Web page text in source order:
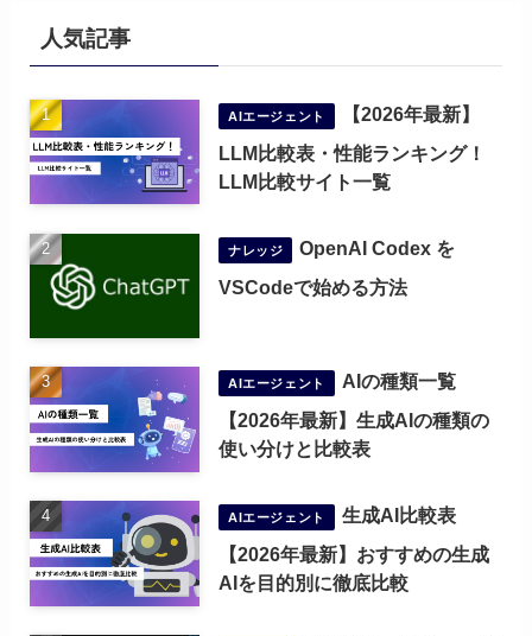
人気記事
AIエージェント
【2026年最新】
LLM比較表・性能ランキング！
LLM比較サイト一覧
ナレッジ
OpenAI Codex を
VSCodeで始める方法
AIエージェント
AIの種類一覧
【2026年最新】生成AIの種類の
使い分けと比較表
AIエージェント
生成AI比較表
【2026年最新】おすすめの生成
AIを目的別に徹底比較